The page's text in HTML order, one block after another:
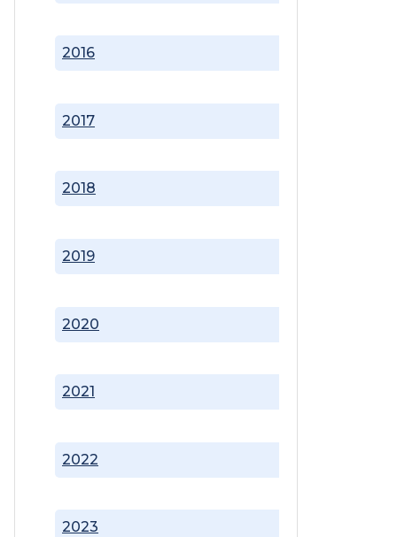
2016
2017
2018
2019
2020
2021
2022
2023